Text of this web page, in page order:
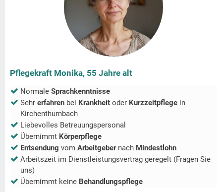
Pflegekraft Monika, 55 Jahre alt
Normale Sprachkenntnisse
Sehr erfahren bei Krankheit oder Kurzzeitpflege in
Kirchenthumbach
Liebevolles Betreuungspersonal
Übernimmt Körperpflege
Entsendung vom Arbeitgeber nach Mindestlohn
Arbeitszeit im Dienstleistungsvertrag geregelt (Fragen Sie
uns)
Übernimmt keine Behandlungspflege